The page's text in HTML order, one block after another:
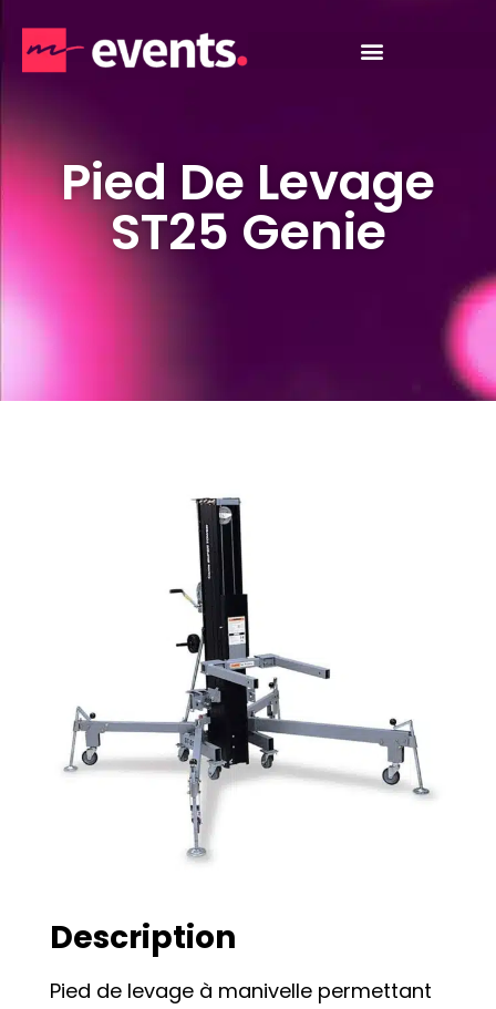
Pied De Levage
ST25 Genie
Description
Pied de levage à manivelle permettant